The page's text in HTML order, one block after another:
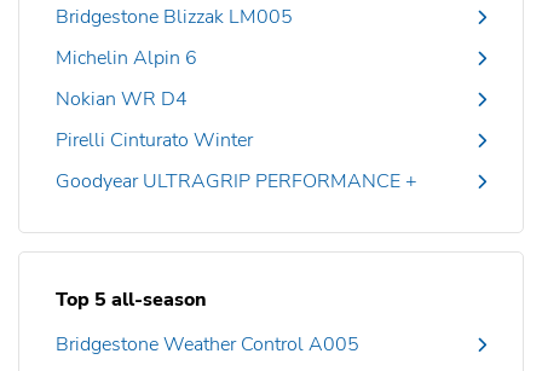
Bridgestone Blizzak LM005
Michelin Alpin 6
Nokian WR D4
Pirelli Cinturato Winter
Goodyear ULTRAGRIP PERFORMANCE +
Top 5 all-season
Bridgestone Weather Control A005